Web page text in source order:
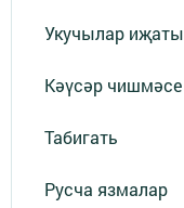
Укучылар иҗаты
Кәүсәр чишмәсе
Табигать
Русча язмалар